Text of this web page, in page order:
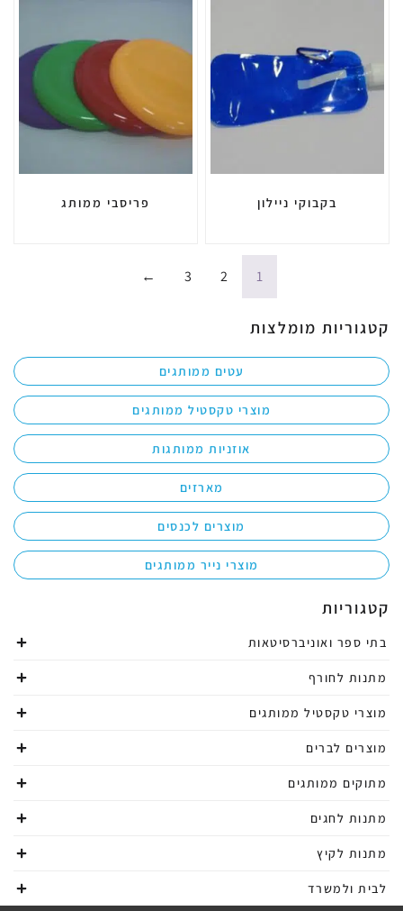
קטגוריות מומלצות
עטים ממותגים
מוצרי טקסטיל ממותגים
אוזניות ממותגות
מארזים
מוצרים לכנסים
מוצרי נייר ממותגים
קטגוריות
בתי ספר ואוניברסיטאות
מתנות לחורף
מוצרי טקסטיל ממותגים
מוצרים לברים
מתוקים ממותגים
מתנות לחגים
מתנות לקיץ
לבית ולמשרד
בקבוקי ניילון פריסבי ממותג
1
2
3
←